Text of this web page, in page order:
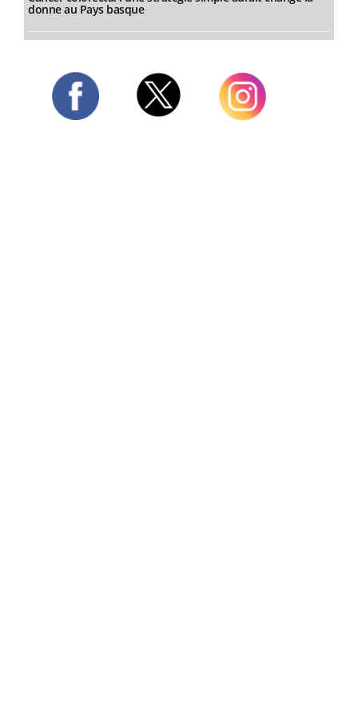
donne au Pays basque